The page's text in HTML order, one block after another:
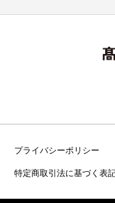
プライバシーポリシー
特定商取引法に基づく表